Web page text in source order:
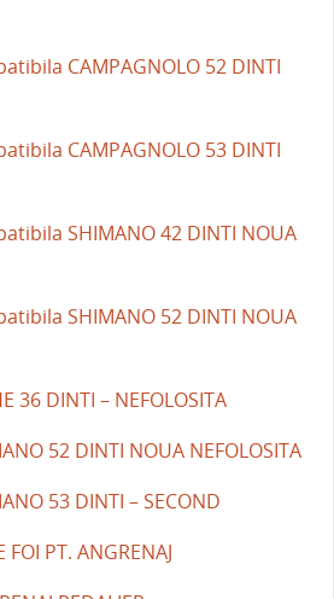
CAMPAGNOLO 52 DINTI
CAMPAGNOLO 53 DINTI
SHIMANO 42 DINTI NOUA
SHIMANO 52 DINTI NOUA
36 DINTI – NEFOLOSITA
52 DINTI NOUA NEFOLOSITA
53 DINTI – SECOND
FOI PT. ANGRENAJ